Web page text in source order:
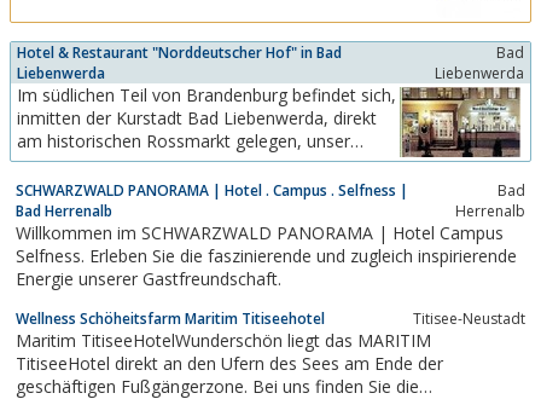
Gedenkstätten, besichtigen interessante Museen
&amp; Heimathäuser, machen Sie eine Kutschfahrt
durch...
Hotel & Restaurant "Norddeutscher Hof" in Bad
Liebenwerda
Bad
Liebenwerda
Im südlichen Teil von Brandenburg befindet sich,
inmitten der Kurstadt Bad Liebenwerda, direkt
am historischen Rossmarkt gelegen, unser
rekonstruiertes Altstadthotel.Altes bewahrend,
ist unser Haus modern gestaltet und hat alle
Annehmlichkeiten eines Stadthotels.Eine Sauna
und Solarium steht unseren Gästen zum relaxen
zur...
SCHWARZWALD PANORAMA | Hotel . Campus . Selfness |
Bad Herrenalb
Bad
Herrenalb
Willkommen im SCHWARZWALD PANORAMA | Hotel Campus
Selfness. Erleben Sie die faszinierende und zugleich inspirierende
Energie unserer Gastfreundschaft.
Wellness Schöheitsfarm Maritim Titiseehotel Titisee-Neustadt
Maritim TitiseeHotelWunderschön liegt das MARITIM
TitiseeHotel direkt an den Ufern des Sees am Ende der
geschäftigen Fußgängerzone. Bei uns finden Sie die